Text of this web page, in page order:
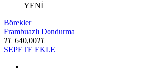
YENİ
Börekler
Frambuazlı Dondurma
TL 640,00TL
SEPETE EKLE